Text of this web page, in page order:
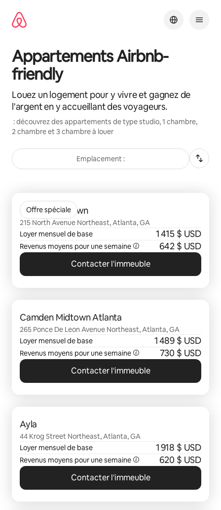
directement
Appartements Airbnb-
friendly
Louez un logement pour y vivre et gagnez de
l'argent en y accueillant des voyageurs.
: découvrez des appartements de type studio, 1 chambre,
2 chambre et 3 chambre à louer
Emplacement :
Offre spéciale
Crest at Midtown
215 North Avenue Northeast, Atlanta, GA
Loyer mensuel de base
1 415 $ USD
Revenus moyens pour une semaine 642 $ USD
Contacter l'immeuble
Camden Midtown Atlanta
265 Ponce De Leon Avenue Northeast, Atlanta, GA
Loyer mensuel de base
1 489 $ USD
Revenus moyens pour une semaine 730 $ USD
Contacter l'immeuble
Ayla
44 Krog Street Northeast, Atlanta, GA
Loyer mensuel de base
1 918 $ USD
Revenus moyens pour une semaine 620 $ USD
Contacter l'immeuble